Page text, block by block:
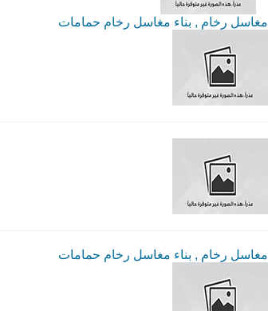
مغاسل رخام , بناء مغاسل رخام حمامات
مغاسل رخام , بناء مغاسل رخام حمامات